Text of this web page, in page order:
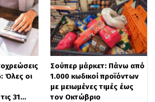
στη δημοπρασία. Η εν
θα ληφθεί υπόψη για
των ΒΔ. Για τα ομόλογα
καμία προμήθεια.
ΕΔΩπερισσότερες ειδήσεις
Όλες οι
31…
Σούπερ μάρκετ: Πάνω από
1.000 κωδικοί προϊόντων
με μειωμένες τιμές έως
τον Οκτώβριο